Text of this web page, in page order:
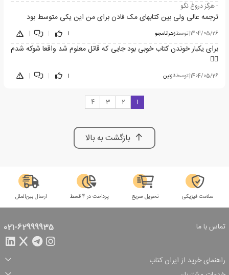
- هرگز دروغ نگو
ترجمه عالی ولی بین کتابهای مک فادن برای من این یکی متوسط بود
1404/05/26
|توسطزهرانامجو 1
|
|
برای یکبار خوندن کتاب خوبی بود جایی که قاتل معلوم شد واقعا شوکه شدم
😶‍🌫️
1404/05/26
|توسطنازنین 1
|
|
1
2
3
4
بازگشت به بالا
سلامت فیزیکی تحویل سریع پرداخت در 4 قسط ارسال بین‌الملل
تماس با ما 021-62999935
راهنمای خرید از ایران کتاب